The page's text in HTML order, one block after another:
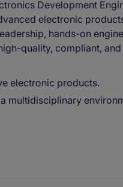
Development
electronic
hands-on
quality, compliant,
electronic products.
multidisciplinary